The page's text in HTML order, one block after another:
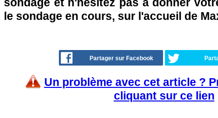
le sondage en cours, sur l'accueil de
Partager sur Facebook
Un problème avec cet article ?
cliquant sur ce lien